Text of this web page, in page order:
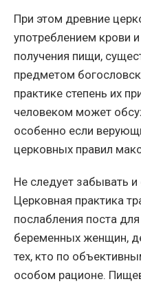
При этом древние
употреблением крови
получения пищи,
предметом
практике степень их
человеком может
особенно если
церковных правил
Не следует забывать
Церковная практика
послабления поста
беременных женщин,
тех, кто по
особом рационе.